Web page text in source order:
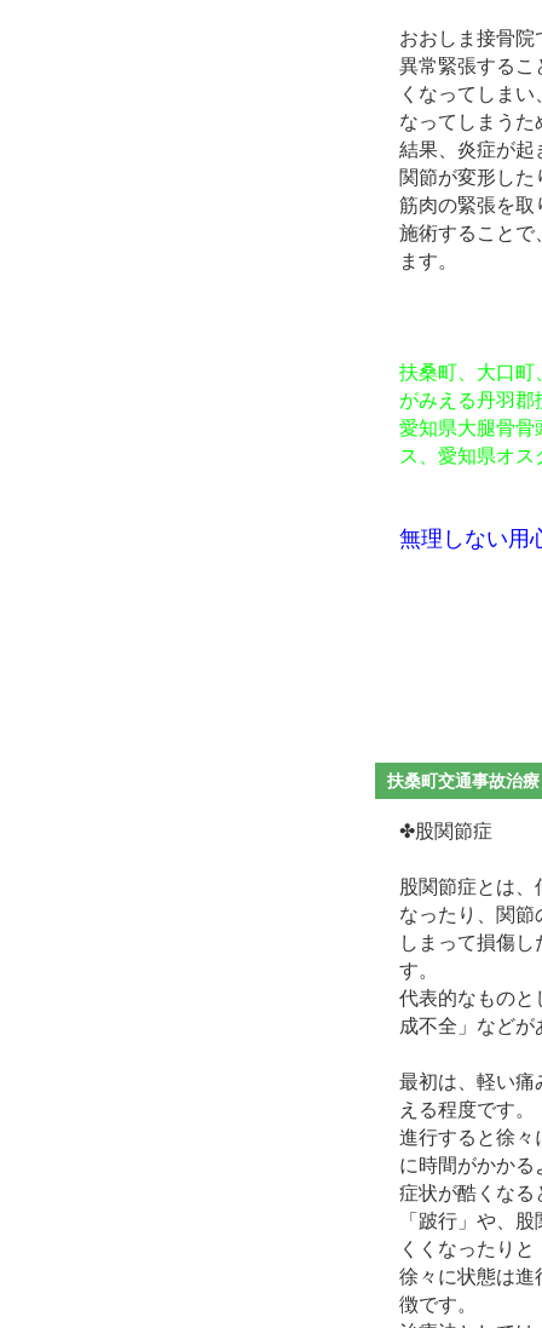
おおしま接骨院
異常緊張するこ
くなってしま
なってしまうた
結果、炎症が起
関節が変形した
筋肉の緊張を取
施術することで
ます。
扶桑町、大口町
がみえる丹羽郡
愛知県大腿骨骨
ス、愛知県オ
無理しない用
扶桑町交通事故治療
✤股関節症
股関節症とは
なったり、関節
しまって損傷
す。
代表的なものと
成不全」などが
最初は、軽い痛
える程度です。
進行すると徐々
に時間がかかる
症状が酷くなる
「跛行」や、
くくなったり
徐々に状態は進
徴です。